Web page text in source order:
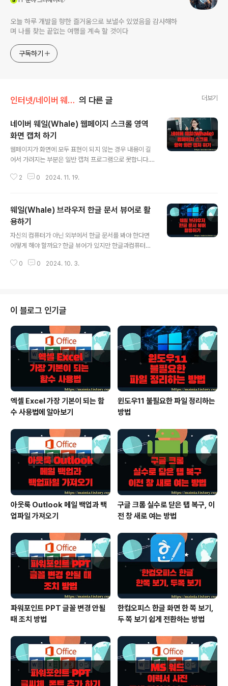
오늘 하루 개발을 향한 즐거움으로 보낼수 있었음을 감사해하
며 나를 찾는 끝없는 여행을 계속 할 것이다
구독하기
인터넷/네이버 웨일(Whale) 의 다른 글 더보기
네이버 웨일(Whale) 웹페이지 스크롤 영역
화면 캡처 하기
웹페이지가 화면에 모두 표현이 되지 않는 경우 내용이 길
어서 가려지는 부분은 일반 캡쳐 프로그램으로 못합니다.
들이 있습니다. 크롬과 파이어폭스 브라우저는 확장프로그
른 프로그램보다 쉽게 사용할 수 있습니다. ▼ 먼저 웨일
에서 제공하는 캡처 기능을 실행해 보겠습니다. 오른쪽 상
단에 더보기 > 캡처 메뉴를 선택합니다. ▼ 팝업 화면에는
캡처 종류에 따라 관련된 4개의 메뉴가 있습니다. 이 중에
니다. 스크롤로 가려진 화면까지 한번에 캡처할 수 있습니
2 0 2024. 11. 19.
웨일(Whale) 브라우저 한글 문서 뷰어로 활
용하기
자신의 컴퓨터가 아닌 외부에서 한글 문서를 봐야 한다면
어떻게 해야 할까요? 한글 뷰어가 있지만 한글과컴퓨터에
퓨터에 웨일 브라우저가 깔려 있다면 뷰어로 활용해 보세
셀을 열어 볼 수 있는 여러 가지 방법한컴오피스 한셀 뷰어,
한셀을 열어 볼 수 있는 여러 가지 방법 환경: 한글 2014
자신의 컴퓨터가 아니거나 한글 프로그램을 구매하지 않은
경우 보고 싶은 한글 문서는 어떻게 열어 볼까요? 다양mai
nia.tistory.com ▼ 샘플로 사용할 한글 문서는 서울시에
서 올린 보도자료..
0 0 2024. 10. 3.
이 블로그 인기글
엑셀 Excel 가장 기본이 되는 함
수 사용법에 알아보기
윈도우11 불필요한 파일 정리하는
방법
아웃룩 Outlook 메일 백업과 백
업파일 가져오기
구글 크롬 실수로 닫은 탭 복구, 이
전 창 새로 여는 방법
파워포인트 PPT 글꼴 변경 안될
때 조치 방법
한컴오피스 한글 화면 한 쪽 보기,
두 쪽 보기 쉽게 전환하는 방법